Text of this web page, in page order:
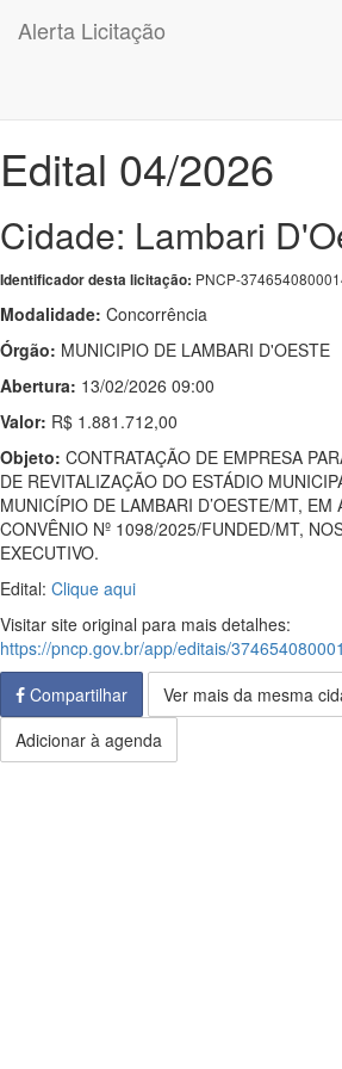
Alerta Licitação
Edital 04/2026
Cidade: Lambari
Identificador desta licitação: PNCP-
Modalidade: Concorrência
Órgão: MUNICIPIO DE LAMBARI D'OESTE
Abertura: 13/02/2026 09:00
Valor: R$ 1.881.712,00
Objeto: CONTRATAÇÃO DE EMPRESA
DE REVITALIZAÇÃO DO ESTÁDIO
MUNICÍPIO DE LAMBARI D’OESTE/MT, EM
CONVÊNIO Nº 1098/2025/FUNDED/MT,
EXECUTIVO.
Edital: Clique aqui
Visitar site original para mais detalhes:
https://pncp.gov.br/app/editais/
Compartilhar
Ver mais da mesma
Adicionar à agenda